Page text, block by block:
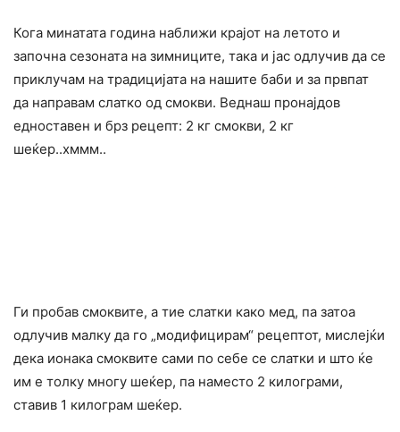
Кога минатата година наближи крајот на летото и
започна сезоната на зимниците, така и јас одлучив да се
приклучам на традицијата на нашите баби и за првпат
да направам слатко од смокви. Веднаш пронајдов
едноставен и брз рецепт: 2 кг смокви, 2 кг
шеќер..хммм..
Ги пробав смоквите, а тие слатки како мед, па затоа
одлучив малку да го „модифицирам“ рецептот, мислејќи
дека ионака смоквите сами по себе се слатки и што ќе
им е толку многу шеќер, па наместо 2 килограми,
ставив 1 килограм шеќер.